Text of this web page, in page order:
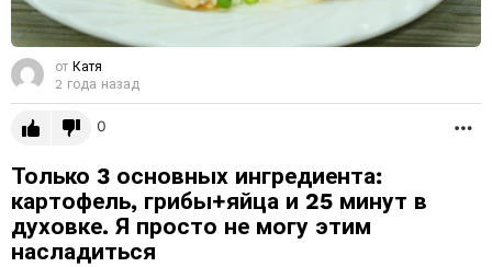
от Катя
2 года назад
0
Только 3 основных ингредиента:
картофель, грибы+яйца и 25 минут в
духовке. Я просто не могу этим
насладиться